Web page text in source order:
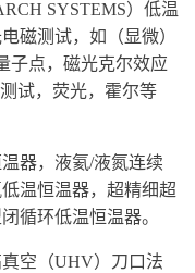
SYSTEMS）低温
磁测试，如（显微）
子点，磁光克尔效应
试，荧光，霍尔等
器，液氦/液氮连续
温恒温器，超精细超
循环低温恒温器。
空（UHV）刀口法